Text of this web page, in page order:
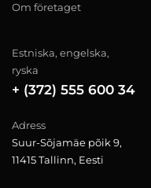
Om företaget
Estniska, engelska,
ryska
+ (372) 555 600 34
Adress
Suur-Sõjamäe põik 9,
11415 Tallinn, Eesti